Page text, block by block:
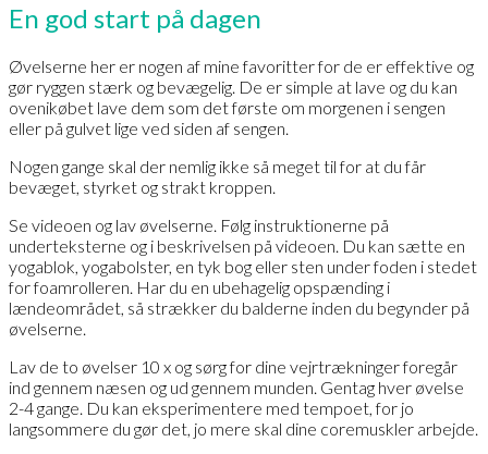
En god start på dagen
Øvelserne her er nogen af mine favoritter for de er effektive og
gør ryggen stærk og bevægelig. De er simple at lave og du kan
ovenikøbet lave dem som det første om morgenen i sengen
eller på gulvet lige ved siden af sengen.
Nogen gange skal der nemlig ikke så meget til for at du får
bevæget, styrket og strakt kroppen.
Se videoen og lav øvelserne. Følg instruktionerne på
underteksterne og i beskrivelsen på videoen. Du kan sætte en
yogablok, yogabolster, en tyk bog eller sten under foden i stedet
for foamrolleren. Har du en ubehagelig opspænding i
lændeområdet, så strækker du balderne inden du begynder på
øvelserne.
Lav de to øvelser 10 x og sørg for dine vejrtrækninger foregår
ind gennem næsen og ud gennem munden. Gentag hver øvelse
2-4 gange. Du kan eksperimentere med tempoet, for jo
langsommere du gør det, jo mere skal dine coremuskler arbejde.